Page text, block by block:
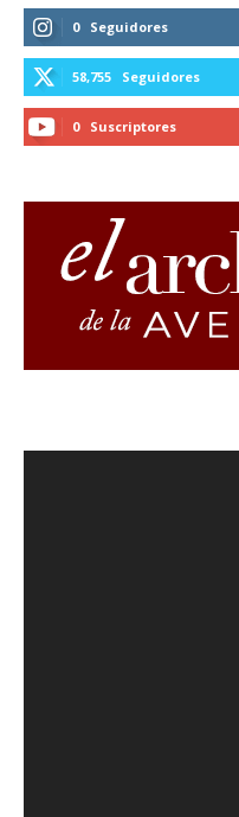
0 Seguidores
58,755 Seguidores
0 Suscriptores